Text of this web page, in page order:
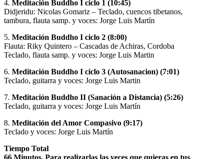
4. Meditación Buddho I ciclo 1 (10:45)
Didjeridu: Nicolas Gomariz – Teclado, cuencos tibetanos,
tambura, flauta samp. y voces: Jorge Luis Martín
5. Meditación Buddho I ciclo 2 (8:00)
Flauta: Riky Quintero – Cascadas de Achiras, Cordoba
Teclado, flauta samp. y voces: Jorge Luis Martin
6. Meditación Buddho I ciclo 3 (Autosanacion) (7:01)
Teclado, guitarra y voces: Jorge Luis Martin
7. Meditación Buddho II (Sanación a Distancia) (5:26)
Teclado, guitarra y voces: Jorge Luis Martín
8. Meditación del Amor Compasivo (9:17)
Teclado y voces: Jorge Luis Martín
Tiempo Total
66 Minutos. Para realizarlas las veces que quieras en tus